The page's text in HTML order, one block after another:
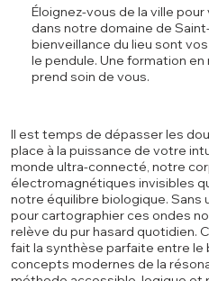
Éloignez-vous de la ville
dans notre domaine de
bienveillance du lieu sont
le pendule. Une formation
prend soin de vous.
Il est temps de dépasser les
place à la puissance de votre
monde ultra-connecté, notre
électromagnétiques invisibles
notre équilibre biologique.
pour cartographier ces ondes
relève du pur hasard quotidien.
fait la synthèse parfaite entre le
concepts modernes de la